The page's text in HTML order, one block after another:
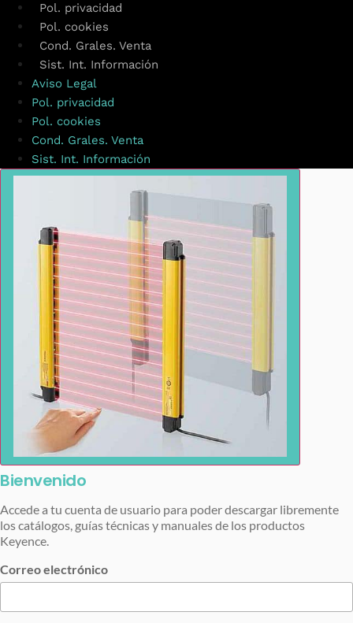
Pol. privacidad
Pol. cookies
Cond. Grales. Venta
Sist. Int. Información
Aviso Legal
Pol. privacidad
Pol. cookies
Cond. Grales. Venta
Sist. Int. Información
Bienvenido
Accede a tu cuenta de usuario para poder descargar libremente
los catálogos, guías técnicas y manuales de los productos
Keyence.
Correo electrónico